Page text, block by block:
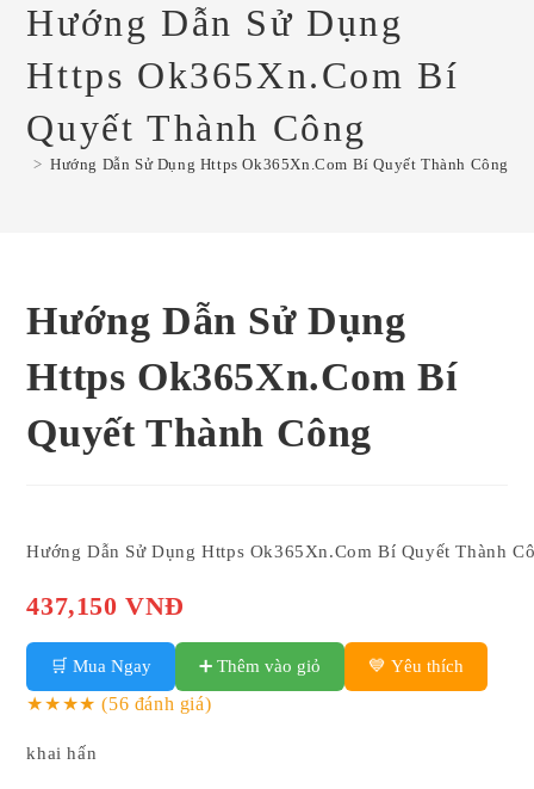
Hướng Dẫn Sử Dụng
Https Ok365Xn.Com Bí
Quyết Thành Công
> Hướng Dẫn Sử Dụng Https Ok365Xn.Com Bí Quyết Thành Công
Hướng Dẫn Sử Dụng
Https Ok365Xn.Com Bí
Quyết Thành Công
Hướng Dẫn Sử Dụng Https Ok365Xn.Com Bí Quyết Thành
437,150 VNĐ
🛒 Mua Ngay ➕ Thêm vào giỏ 💙 Yêu thích
★★★★(56 đánh giá)
khai hấn